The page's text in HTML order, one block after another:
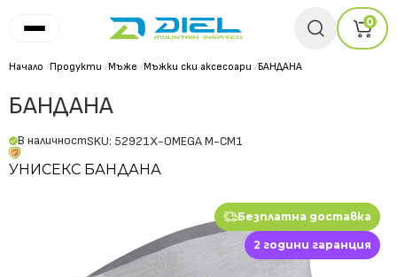
0
Начало /Продукти /Мъже /Мъжки ски аксесоари /БАНДАНА
БАНДАНА
В наличностSKU: 52921X-OMEGA M-CM1
УНИСЕКС БАНДАНА
Безплатна доставка
2 години гаранция